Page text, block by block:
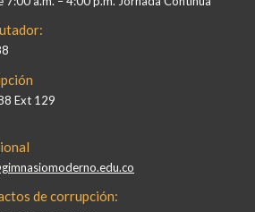
Ext 129
de corrupción: